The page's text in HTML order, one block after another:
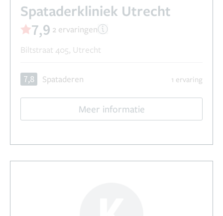
Spataderkliniek Utrecht
7,9 2 ervaringen
Biltstraat 405, Utrecht
7,8 Spataderen 1 ervaring
Meer informatie